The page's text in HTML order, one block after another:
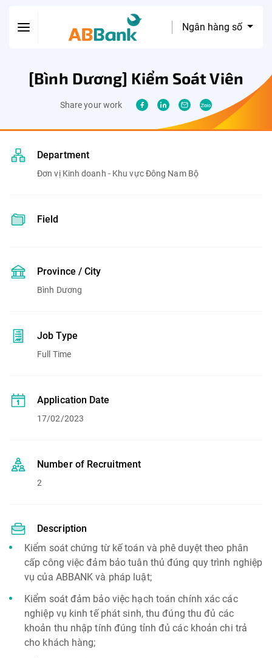
Ngân hàng số
[Bình Dương] Kiểm Soát Viên
Share your work
Department
Đơn vị Kinh doanh - Khu vực Đông Nam Bộ
Field
Province / City
Bình Dương
Job Type
Full Time
Application Date
17/02/2023
Number of Recruitment
2
Description
Kiểm soát chứng từ kế toán và phê duyệt theo phân
cấp công việc đảm bảo tuân thủ đúng quy trình nghiệp
vụ của ABBANK và pháp luật;
Kiểm soát đảm bảo việc hạch toán chính xác các
nghiệp vụ kinh tế phát sinh, thu đúng thu đủ các
khoản thu nhập tính đúng tỉnh đủ các khoản chi trả
cho khách hàng;